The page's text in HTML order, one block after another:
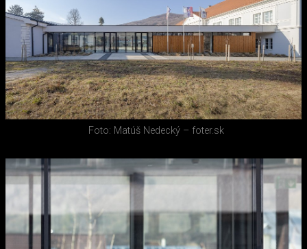
Foto: Matúš Nedecký – foter.sk